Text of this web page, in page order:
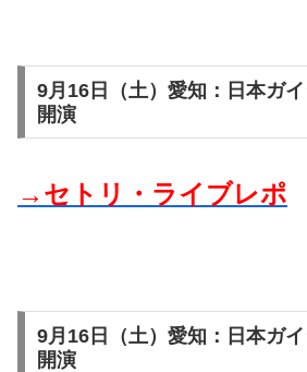
9月16日（土）愛知：日本ガ
開演
→セトリ・ライブレポ
9月16日（土）愛知：日本ガ
開演